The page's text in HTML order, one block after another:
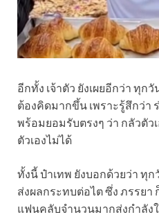
อีกทั้ง เจ้าตัว ยังเผยอีกว่า ทุก
ต้องคิดมากขึ้น เพราะรู้สึกว่า
พร้อมยอมรับตรงๆ ว่า กลัวตัว
ตัวเองไม่ได้
ทั้งนี้ ป๋าเทพ ยังบอกด้วยว่า ทุ
ส่งผลกระทบต่อไต ซึ่ง ภรรยา
แฟนคลับจำนวนมากส่งกำลัง